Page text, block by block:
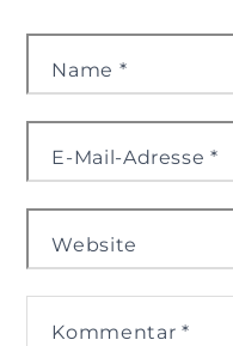
Kommentar *
Name *
E-Mail-Adresse*
Website